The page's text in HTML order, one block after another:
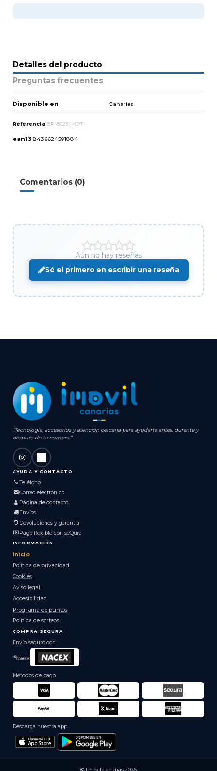
Detalles del producto
Preguntas frecuentes
Disponible en Canarias
Referencia BP-8025_MDT
ean13 8436624591884
Comentarios (0)
Aún no hay reseñas
Sé el primero en escribir una reseña
“Tecnología, accesorios y atención cercana para ayudarte antes, durante y
después de tu compra.”
AYUDA Y CONTACTO
Teléfono
Correo electrónico
Página de contacto
Envíos
Devoluciones y garantía
Pago flexible con seQura
INFORMACIÓN
Inicio
Política de privacidad
Cookies
Aviso legal
Accesibilidad
Programa de puntos
Política de sorteos
COMPRA SEGURA
Envío seguro con
Métodos de pago
Descarga nuestra app
© Imovil canarias 2026